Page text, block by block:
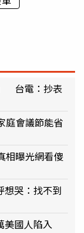
台電：抄表
庭會議節能省
相曝光網看傻
哭：找不到
國人陷入